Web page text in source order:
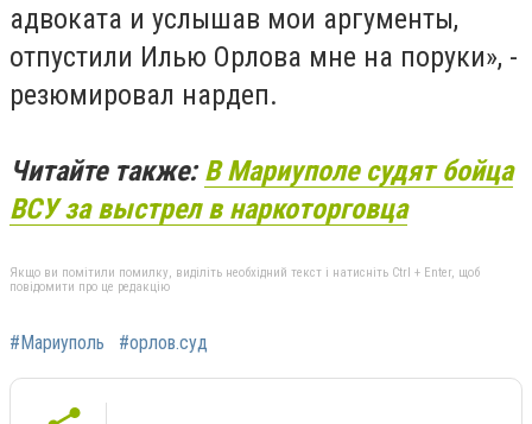
адвоката и услышав мои аргументы,
отпустили Илью Орлова мне на поруки», -
резюмировал нардеп.
Читайте также:В Мариуполе судят бойца
ВСУ за выстрел в наркоторговца
Якщо ви помітили помилку, виділіть необхідний текст і натисніть Ctrl + Enter, щоб
повідомити про це редакцію
#Мариуполь #орлов.суд